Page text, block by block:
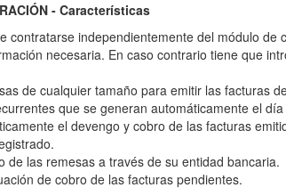
- Características
contratarse independientemente del módulo
necesaria. En caso contrario tiene que
de cualquier tamaño para emitir las facturas
que se generan automáticamente el
el devengo y cobro de las facturas
de las remesas a través de su entidad bancaria.
de cobro de las facturas pendientes.